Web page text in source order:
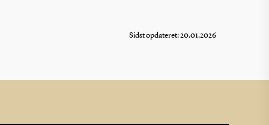
Sidst opdateret: 20.01.2026